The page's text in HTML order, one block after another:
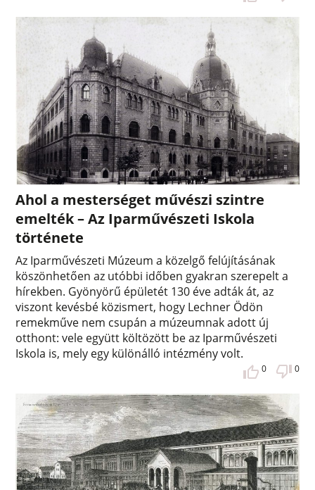
Ahol a mesterséget művészi szintre
emelték – Az Iparművészeti Iskola
története
Az Iparművészeti Múzeum a közelgő felújításának
köszönhetően az utóbbi időben gyakran szerepelt a
hírekben. Gyönyörű épületét 130 éve adták át, az
viszont kevésbé közismert, hogy Lechner Ödön
remekműve nem csupán a múzeumnak adott új
otthont: vele együtt költözött be az Iparművészeti
Iskola is, mely egy különálló intézmény volt.
0 0